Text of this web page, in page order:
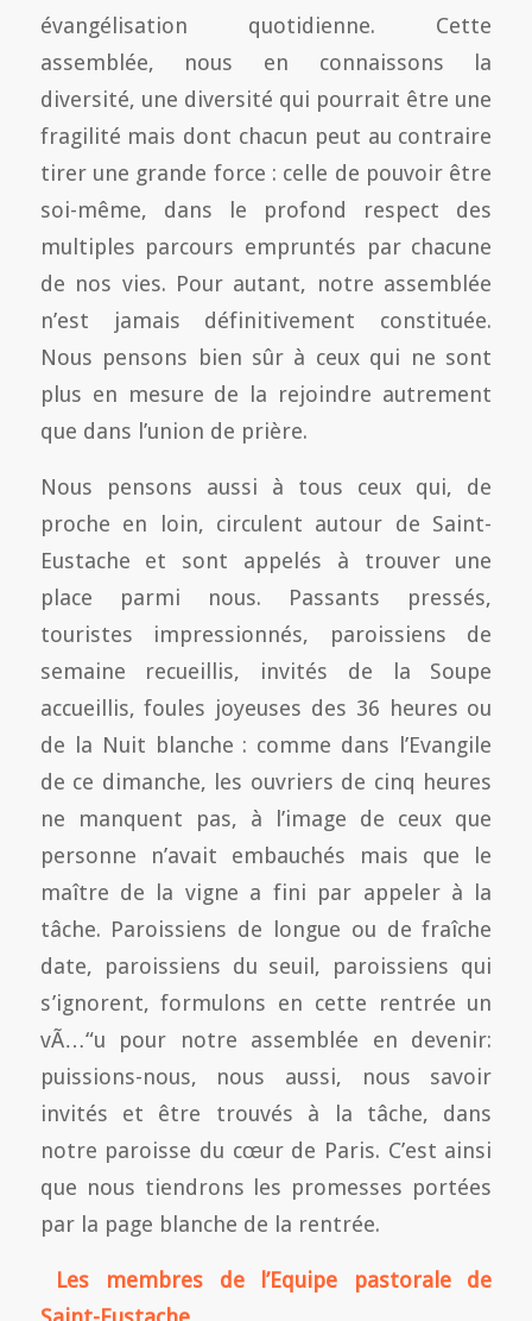
évangélisation quotidienne. Cette
assemblée, nous en connaissons la
diversité, une diversité qui pourrait être une
fragilité mais dont chacun peut au contraire
tirer une grande force : celle de pouvoir être
soi-même, dans le profond respect des
multiples parcours empruntés par chacune
de nos vies. Pour autant, notre assemblée
n’est jamais définitivement constituée.
Nous pensons bien sûr à ceux qui ne sont
plus en mesure de la rejoindre autrement
que dans l’union de prière.
Nous pensons aussi à tous ceux qui, de
proche en loin, circulent autour de Saint-
Eustache et sont appelés à trouver une
place parmi nous. Passants pressés,
touristes impressionnés, paroissiens de
semaine recueillis, invités de la Soupe
accueillis, foules joyeuses des 36 heures ou
de la Nuit blanche : comme dans l’Evangile
de ce dimanche, les ouvriers de cinq heures
ne manquent pas, à l’image de ceux que
personne n’avait embauchés mais que le
maître de la vigne a fini par appeler à la
tâche. Paroissiens de longue ou de fraîche
date, paroissiens du seuil, paroissiens qui
s’ignorent, formulons en cette rentrée un
vÃ…“u pour notre assemblée en devenir:
puissions-nous, nous aussi, nous savoir
invités et être trouvés à la tâche, dans
notre paroisse du cœur de Paris. C’est ainsi
que nous tiendrons les promesses portées
par la page blanche de la rentrée.
Les membres de l’Equipe pastorale de